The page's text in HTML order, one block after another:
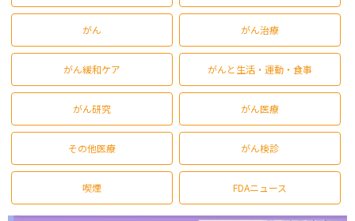
がん がん治療
がん緩和ケア がんと生活・運動・食事
がん研究 がん医療
その他医療 がん検診
喫煙 FDAニュース